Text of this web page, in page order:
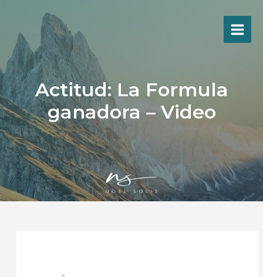
contenido
Actitud: La Formula
ganadora – Video